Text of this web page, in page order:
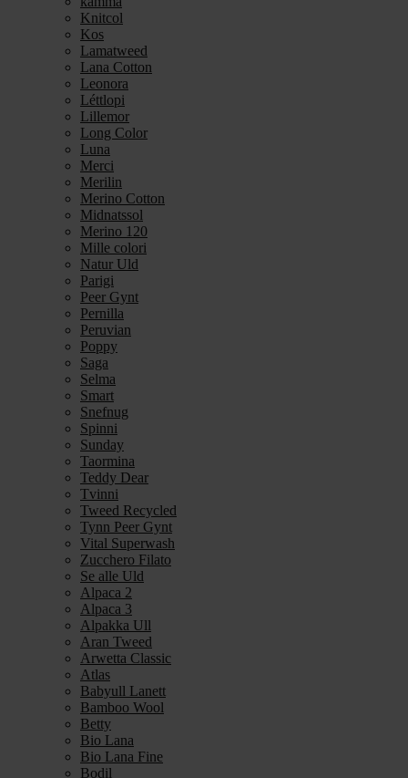
Knitcol
Kos
Lamatweed
Lana Cotton
Leonora
Léttlopi
Lillemor
Long Color
Luna
Merci
Merilin
Merino Cotton
Midnatssol
Merino 120
Mille colori
Natur Uld
Parigi
Peer Gynt
Pernilla
Peruvian
Poppy
Saga
Selma
Smart
Snefnug
Spinni
Sunday
Taormina
Teddy Dear
Tvinni
Tweed Recycled
Tynn Peer Gynt
Vital Superwash
Zucchero Filato
Se alle Uld
Alpaca 2
Alpaca 3
Alpakka Ull
Aran Tweed
Arwetta Classic
Atlas
Babyull Lanett
Bamboo Wool
Betty
Bio Lana
Bio Lana Fine
Bodil